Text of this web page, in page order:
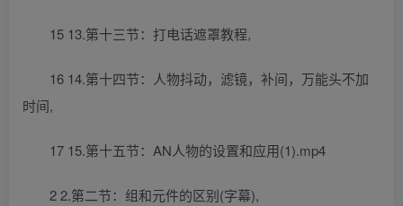
15 13.第十三节：打电话遮罩教程,
16 14.第十四节：人物抖动，滤镜，补间，万能头不加
时间,
17 15.第十五节：AN人物的设置和应用(1).mp4
2 2.第二节：组和元件的区别(字幕),